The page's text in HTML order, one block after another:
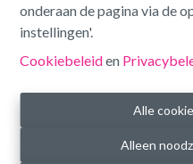
onderaan de pagina via de
instellingen'.
Cookiebeleiden
Alle
Alleen
Turnhoutsebaan 24, 3980